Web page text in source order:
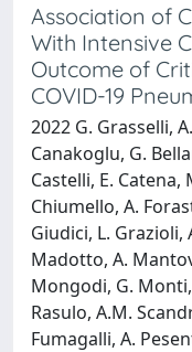
Association of
With Intensive
Outcome of
COVID-19
2022 G. Grasselli,
Canakoglu, G.
Castelli, E. Catena,
Chiumello, A.
Giudici, L. Grazioli,
Madotto, A.
Mongodi, G.
Rasulo, A.M.
Fumagalli, A.